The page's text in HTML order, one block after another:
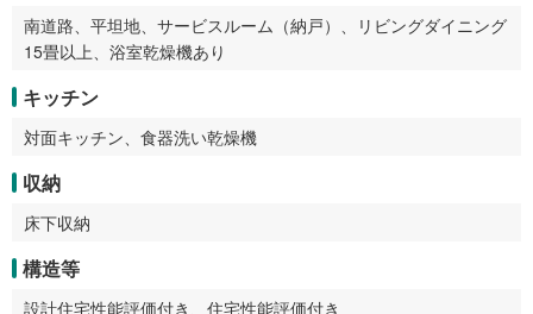
南道路、平坦地、サービスルーム（納戸）、リビングダイニング
15畳以上、浴室乾燥機あり
キッチン
対面キッチン、食器洗い乾燥機
収納
床下収納
構造等
設計住宅性能評価付き、住宅性能評価付き